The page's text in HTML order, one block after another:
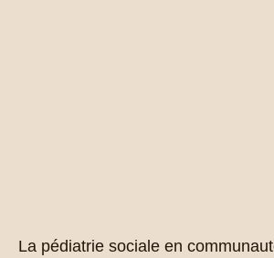
La pédiatrie sociale en